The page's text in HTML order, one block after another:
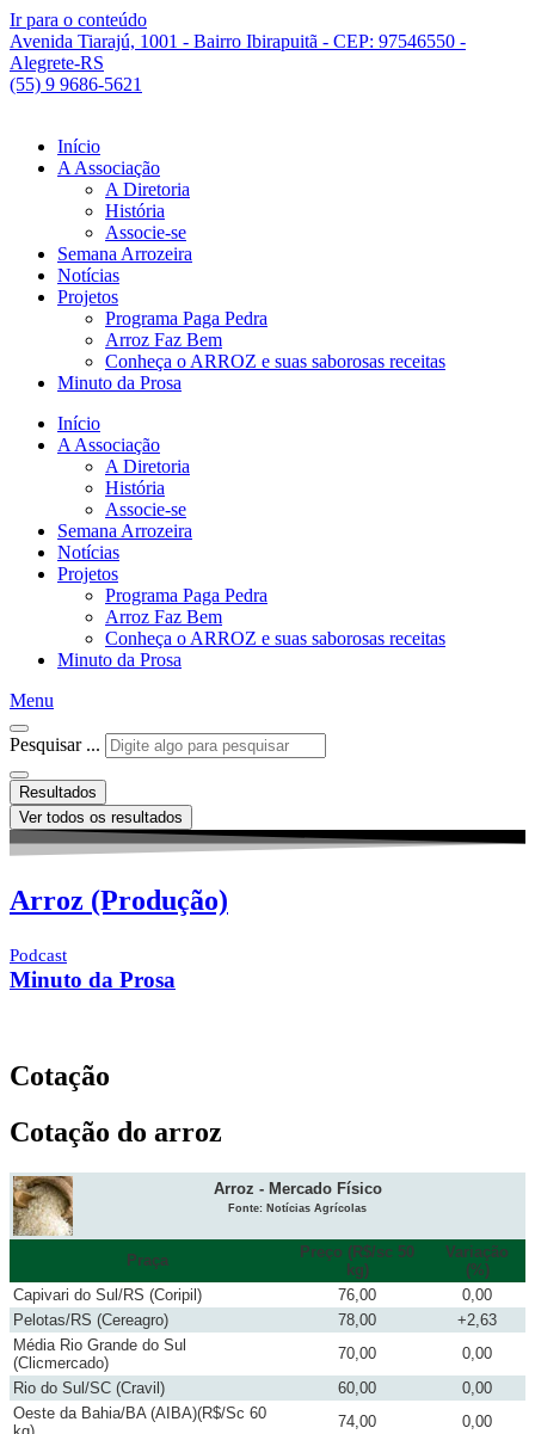
Ir para o conteúdo
Avenida Tiarajú, 1001 - Bairro Ibirapuitã - CEP: 97546550 -
Alegrete-RS
(55) 9 9686-5621
Início
A Associação
A Diretoria
História
Associe-se
Semana Arrozeira
Notícias
Projetos
Programa Paga Pedra
Arroz Faz Bem
Conheça o ARROZ e suas saborosas receitas
Minuto da Prosa
Início
A Associação
A Diretoria
História
Associe-se
Semana Arrozeira
Notícias
Projetos
Programa Paga Pedra
Arroz Faz Bem
Conheça o ARROZ e suas saborosas receitas
Minuto da Prosa
Menu
Pesquisar ...
Resultados
Ver todos os resultados
Arroz (Produção)
Podcast
Minuto da Prosa
Cotação
Cotação do arroz
Arroz - Mercado Físico
Fonte: Notícias Agrícolas
Praça
Preço (R$/sc 50
kg)
Variação
(%)
Capivari do Sul/RS (Coripil)
76,00
0,00
Pelotas/RS (Cereagro)
78,00
+2,63
Média Rio Grande do Sul
(Clicmercado)
70,00
0,00
Rio do Sul/SC (Cravil)
60,00
0,00
Oeste da Bahia/BA (AIBA)(R$/Sc 60
74,00
0,00